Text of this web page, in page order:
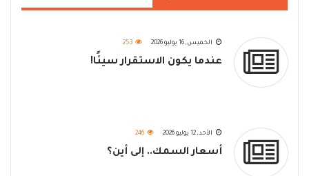
الخميس, 16 يوليو 2026 253
عندما يكون الاستقرار سيئًا!
الأحد, 12 يوليو 2026 246
أسعار السمك.. إلى أين؟